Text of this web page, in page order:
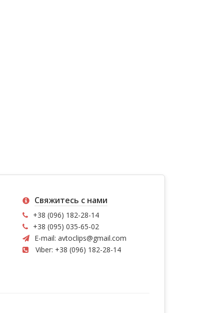
Свяжитесь с нами
+38 (096) 182-28-14
+38 (095) 035-65-02
E-mail: avtoclips@gmail.com
Viber: +38 (096) 182-28-14